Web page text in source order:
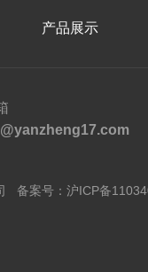
产品展示
备案号： 沪ICP备